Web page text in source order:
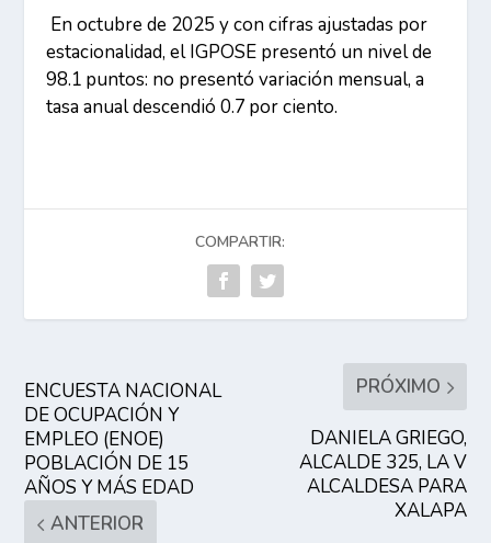
En octubre de 2025 y con cifras ajustadas por
estacionalidad, el IGPOSE presentó un nivel de
98.1 puntos: no presentó variación mensual, a
tasa anual descendió 0.7 por ciento.
COMPARTIR:
ENCUESTA NACIONAL
DE OCUPACIÓN Y
EMPLEO (ENOE)
POBLACIÓN DE 15
AÑOS Y MÁS EDAD
ANTERIOR
PRÓXIMO
DANIELA GRIEGO,
ALCALDE 325, LA V
ALCALDESA PARA
XALAPA